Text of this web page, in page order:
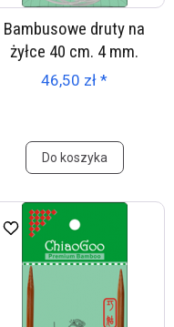
Bambusowe druty na
żyłce 40 cm. 4 mm.
46,50 zł *
Do koszyka